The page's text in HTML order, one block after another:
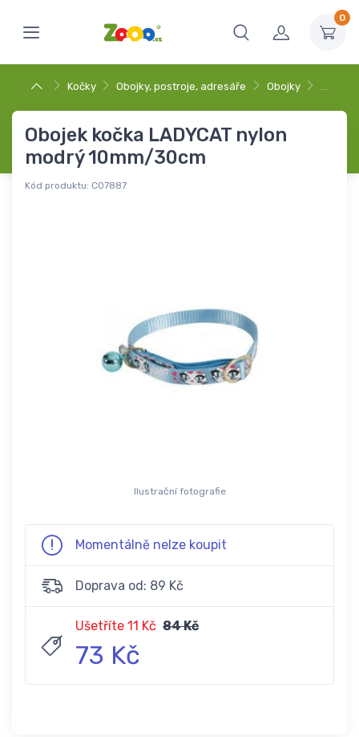
0
Kočky Obojky, postroje, adresáře Obojky …
Obojek kočka LADYCAT nylon
modrý 10mm/30cm
Kód produktu: C07887
Ilustrační fotografie
Momentálně nelze koupit
Doprava od: 89 Kč
Ušetříte 11 Kč 84 Kč
73 Kč